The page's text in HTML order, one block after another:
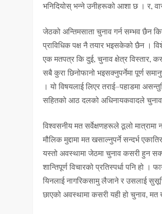
भनिदियोस् भन्ने उनीहरूको आशा छ । र,
जेठको अन्तिमसाता चुनाव गर्न सम्भव छैन
प्राविधिक पक्ष नै तयार भइसकेको छैन ।
एक मतपत्र कि दुई, चुनाव क्षेत्र विस्तार,
सबै कुरा छिनोफानो भइसक्नुपर्नेमा पूर्ण
। यो विषयलाई लिएर तराई–पहाडमा
सहितको आठ दलको अधिनायकवादले
विश्वसनीय मत सर्वेक्षणहरूले ठूलो
मौलिक मुद्दामा मत खसाल्नुपर्ने सन्दर्भ
यस्तो अवस्थामा जेठमा चुनाव कसरी हुन
शान्तिपूर्ण विचारको प्रतिस्पर्धा पनि
यिनलाई नागरिकसामु लैजाने र उसलाई
छाएको अवस्थामा कसरी यही हो चुनाव,